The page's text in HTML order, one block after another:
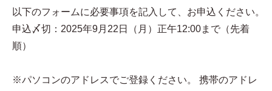
以下のフォームに必要事項を記入して、お申込ください。
申込〆切：2025年9月22日（月）正午12:00まで（先着
順）
※パソコンのアドレスでご登録ください。 携帯のアドレ